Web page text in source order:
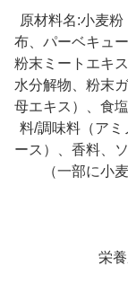
原材料名:小麦
布、パーベキュ
粉末ミートエキ
水分解物、粉末
母エキス）、食
料/調味料（アミ
ース）、香料、
（一部に小
栄